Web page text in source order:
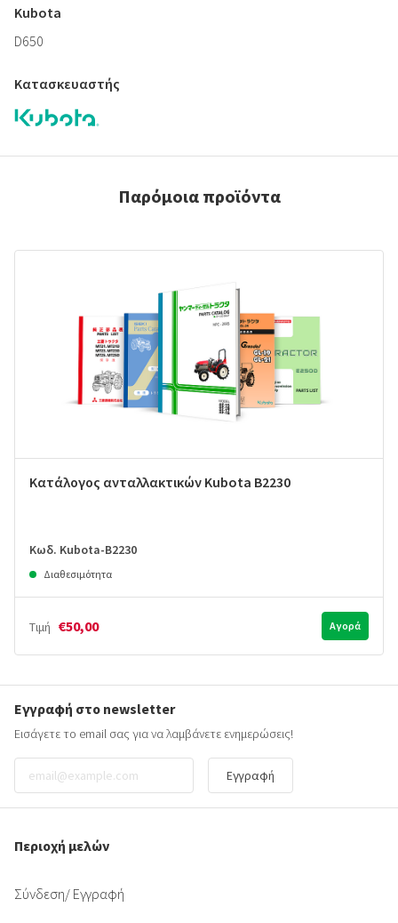
Kubota
D650
Κατασκευαστής
Παρόμοια προϊόντα
Κατάλογος ανταλλακτικών Kubota B2230
Κωδ. Kubota-B2230
Διαθεσιμότητα
Τιμή €50,00 Αγορά
Εγγραφή στο newsletter
Εισάγετε το email σας για να λαμβάνετε ενημερώσεις!
Εγγραφή
Περιοχή μελών
Σύνδεση/ Εγγραφή